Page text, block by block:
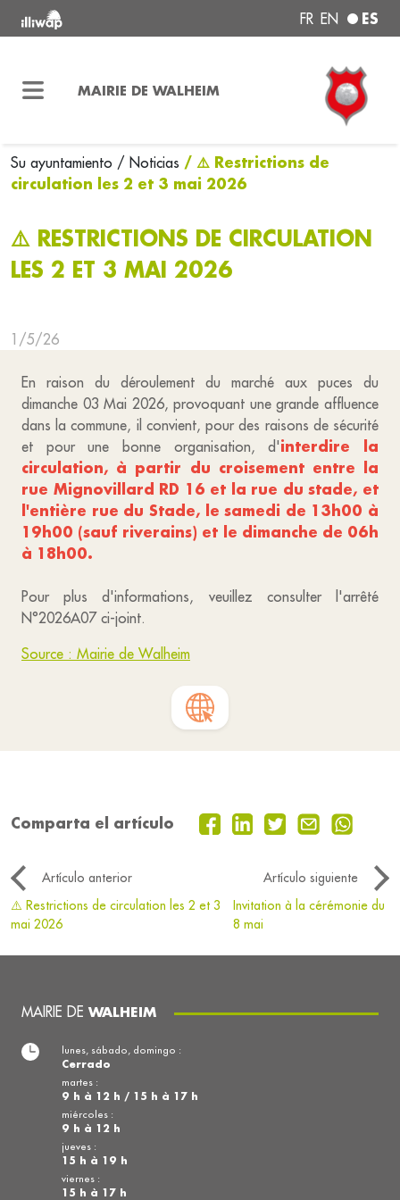
FR EN ES
MAIRIE DE WALHEIM
Su ayuntamiento / Noticias / ⚠️ Restrictions de
circulation les 2 et 3 mai 2026
⚠️ RESTRICTIONS DE CIRCULATION
LES 2 ET 3 MAI 2026
1/5/26
En raison du déroulement du marché aux puces du
dimanche 03 Mai 2026, provoquant une grande affluence
dans la commune, il convient, pour des raisons de sécurité
et pour une bonne organisation, d'interdire la
circulation, à partir du croisement entre la
rue Mignovillard RD 16 et la rue du stade, et
l'entière rue du Stade, le samedi de 13h00 à
19h00 (sauf riverains) et le dimanche de 06h
à 18h00.
Pour plus d'informations, veuillez consulter l'arrêté
N°2026A07 ci-joint.
Source : Mairie de Walheim
Comparta el artículo
Artículo anterior
Artículo siguiente
⚠️ Restrictions de circulation les 2 et 3
mai 2026
Invitation à la cérémonie du
8 mai
MAIRIE DE WALHEIM
lunes, sábado, domingo :
Cerrado
martes :
9 h à 12 h / 15 h à 17 h
miércoles :
9 h à 12 h
jueves :
15 h à 19 h
viernes :
15 h à 17 h